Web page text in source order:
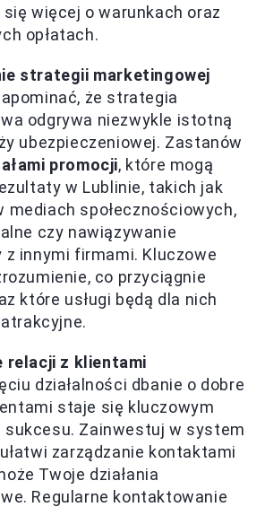
więcej o warunkach oraz
opłatach.
strategii marketingowej
że strategia
odgrywa niezwykle istotną
ubezpieczeniowej. Zastanów
promocji, które mogą
w Lublinie, takich jak
mediach społecznościowych,
czy nawiązywanie
z innymi firmami. Kluczowe
co przyciągnie
które usługi będą dla nich
relacji z klientami
działalności dbanie o dobre
staje się kluczowym
sukcesu. Zainwestuj w system
zarządzanie kontaktami
Twoje działania
Regularne kontaktowanie